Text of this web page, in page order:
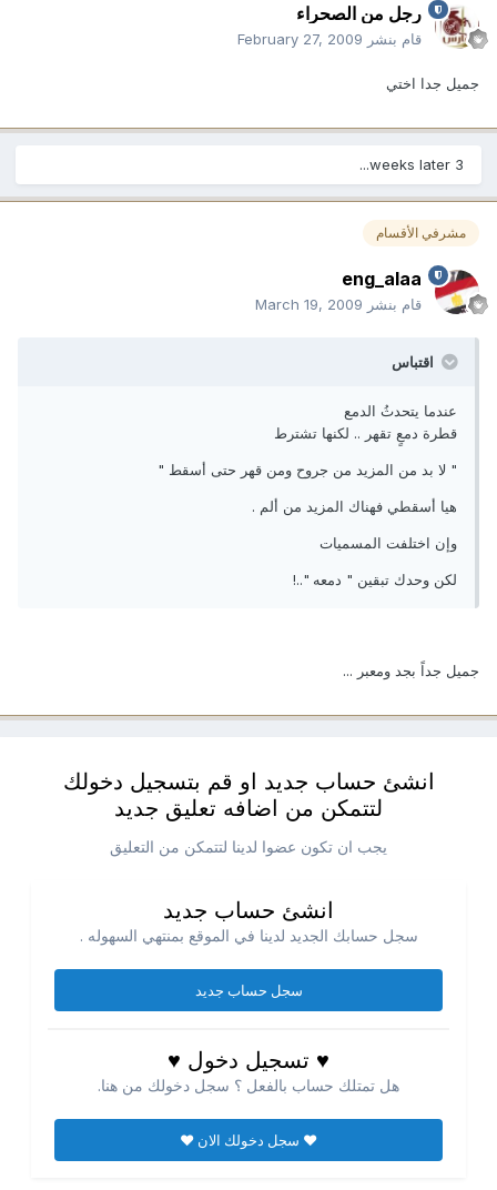
رجل من الصحراء
قام بنشر February 27, 2009
جميل جدا اختي
3 weeks later...
مشرفي الأقسام
eng_alaa
قام بنشر March 19, 2009
اقتباس
عندما يتحدثُ الدمع
قطرة دمعٍ تقهر .. لكنها تشترط
" لا بد من المزيد من جروح ومن قهر حتى أسقط "
هيا أسقطي فهناك المزيد من ألم .
وإن اختلفت المسميات
لكن وحدك تبقين " دمعه "..!
جميل جداً بجد ومعبر ...
انشئ حساب جديد او قم بتسجيل دخولك
لتتمكن من اضافه تعليق جديد
يجب ان تكون عضوا لدينا لتتمكن من التعليق
انشئ حساب جديد
سجل حسابك الجديد لدينا في الموقع بمنتهي السهوله .
سجل حساب جديد
♥ تسجيل دخول ♥
هل تمتلك حساب بالفعل ؟ سجل دخولك من هنا.
♥ سجل دخولك الان ♥